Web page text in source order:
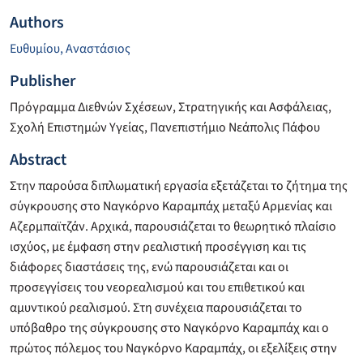
Authors
Ευθυμίου, Αναστάσιος
Publisher
Πρόγραμμα Διεθνών Σχέσεων, Στρατηγικής και Ασφάλειας,
Σχολή Επιστημών Υγείας, Πανεπιστήμιο Νεάπολις Πάφου
Abstract
Στην παρούσα διπλωματική εργασία εξετάζεται το ζήτημα της
σύγκρουσης στο Ναγκόρνο Καραμπάχ μεταξύ Αρμενίας και
Αζερμπαϊτζάν. Αρχικά, παρουσιάζεται το θεωρητικό πλαίσιο
ισχύος, με έμφαση στην ρεαλιστική προσέγγιση και τις
διάφορες διαστάσεις της, ενώ παρουσιάζεται και οι
προσεγγίσεις του νεορεαλισμού και του επιθετικού και
αμυντικού ρεαλισμού. Στη συνέχεια παρουσιάζεται το
υπόβαθρο της σύγκρουσης στο Ναγκόρνο Καραμπάχ και ο
πρώτος πόλεμος του Ναγκόρνο Καραμπάχ, οι εξελίξεις στην